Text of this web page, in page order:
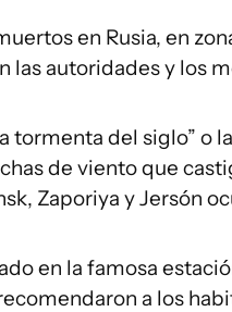
en Rusia, en
autoridades y los
tormenta del siglo” o
de viento que
Zaporiya y Jersón
en la famosa
a los